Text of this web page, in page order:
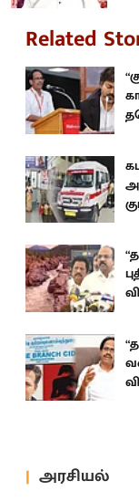
Related
அரசியல்